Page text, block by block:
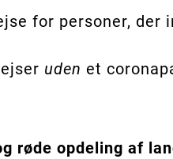
for personer, der
uden et
røde opdeling af